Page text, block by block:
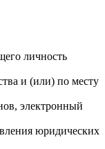
личность
и (или) по месту
электронный
юридических